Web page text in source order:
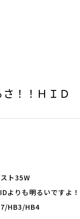
！！ＨＩＤ
ト35W
よりも明るいですよ
HB3/HB4